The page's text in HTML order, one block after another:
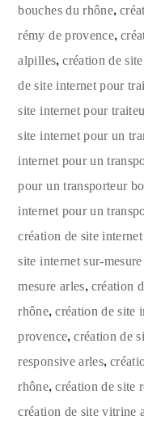
bouches du rhône,
rémy de provence,
alpilles,création de
de site internet pour
site internet pour
site internet pour un
internet pour un
pour un transporteur
internet pour un
création de site
site internet sur-
mesure arles, création
rhône,création de site
provence,création de
responsive arles,
rhône,création de site
création de site vitrine